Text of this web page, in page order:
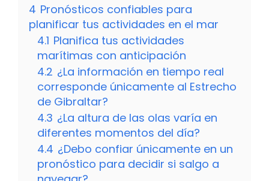
4 Pronósticos confiables para
planificar tus actividades en el mar
4.1 Planifica tus actividades
marítimas con anticipación
4.2 ¿La información en tiempo real
corresponde únicamente al Estrecho
de Gibraltar?
4.3 ¿La altura de las olas varía en
diferentes momentos del día?
4.4 ¿Debo confiar únicamente en un
pronóstico para decidir si salgo a